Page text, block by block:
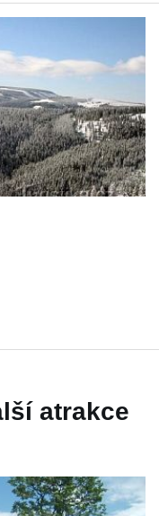
atrakce